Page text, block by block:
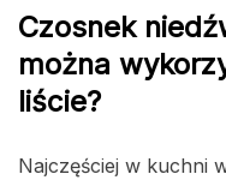
Czosnek
można
liście?
Najczęściej w kuchni